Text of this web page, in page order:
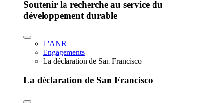
Soutenir la recherche au service du
développement durable
L'ANR
Engagements
La déclaration de San Francisco
La déclaration de San Francisco